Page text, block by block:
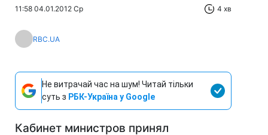
11:58 04.01.2012 Ср 4 хв
RBC.UA
Не витрачай час на шум! Читай тільки
суть з РБК-Україна у Google
Кабинет министров принял